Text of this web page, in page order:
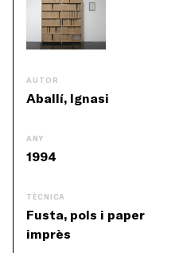
AUTOR
Aballí, Ignasi
ANY
1994
TÈCNICA
Fusta, pols i paper
imprès